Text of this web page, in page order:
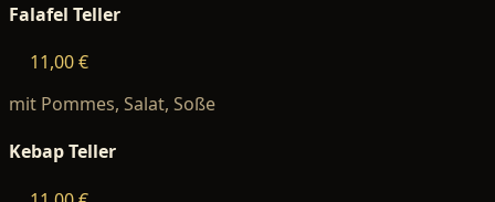
Falafel Teller
11,00 €
mit Pommes, Salat, Soße
Kebap Teller